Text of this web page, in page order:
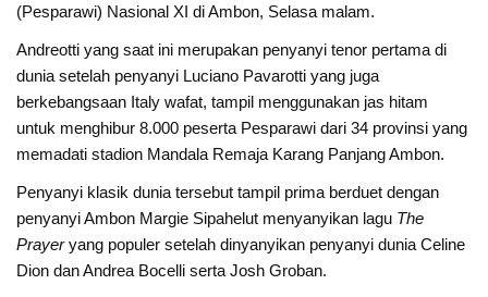
(Pesparawi) Nasional XI di Ambon, Selasa malam.
Andreotti yang saat ini merupakan penyanyi tenor pertama di
dunia setelah penyanyi Luciano Pavarotti yang juga
berkebangsaan Italy wafat, tampil menggunakan jas hitam
untuk menghibur 8.000 peserta Pesparawi dari 34 provinsi yang
memadati stadion Mandala Remaja Karang Panjang Ambon.
Penyanyi klasik dunia tersebut tampil prima berduet dengan
penyanyi Ambon Margie Sipahelut menyanyikan lagu The
Prayeryang populer setelah dinyanyikan penyanyi dunia Celine
Dion dan Andrea Bocelli serta Josh Groban.